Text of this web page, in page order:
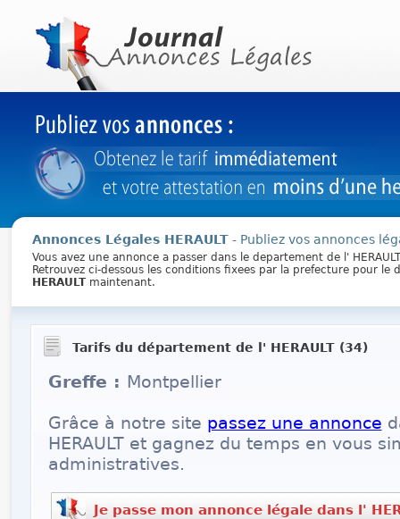
Annonces Légales HERAULT- Publiez vos annonces
Vous avez une annonce a passer dans le departement de l'
Retrouvez ci-dessous les conditions fixees par la prefecture pour
HERAULTmaintenant.
Tarifs du département de l' HERAULT (34)
Greffe : Montpellier
Grâce à notre site passez une annonce
HERAULT et gagnez du temps en vous
administratives.
Je passe mon annonce légale dans l'